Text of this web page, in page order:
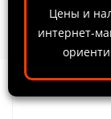
Цены и
интернет-
Рефрижераторные
COMPRAG RDX 30